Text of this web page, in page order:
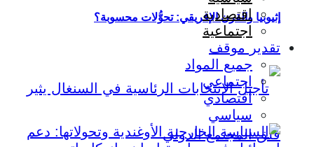
إثيوبيا والقرن الإفريقي: تحوُّلات محسوبة؟
اقتصادية
اجتماعية
تقدير موقف
جميع المواد
اجتماعي
اقتصادي
سياسي